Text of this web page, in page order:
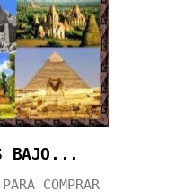
BAJO...
COMPRAR